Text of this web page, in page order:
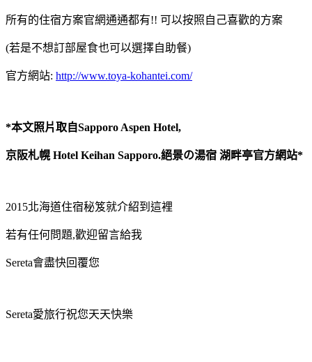
所有的住宿方案官網通通都有!! 可以按照自己喜歡的方案
(若是不想訂部屋食也可以選擇自助餐)
官方網站: http://www.toya-kohantei.com/
*本文照片取自Sapporo Aspen Hotel,
京阪札幌 Hotel Keihan Sapporo.絕景の湯宿 湖畔亭官方網站*
2015北海道住宿秘笈就介紹到這裡
若有任何問題,歡迎留言給我
Sereta會盡快回覆您
Sereta愛旅行祝您天天快樂